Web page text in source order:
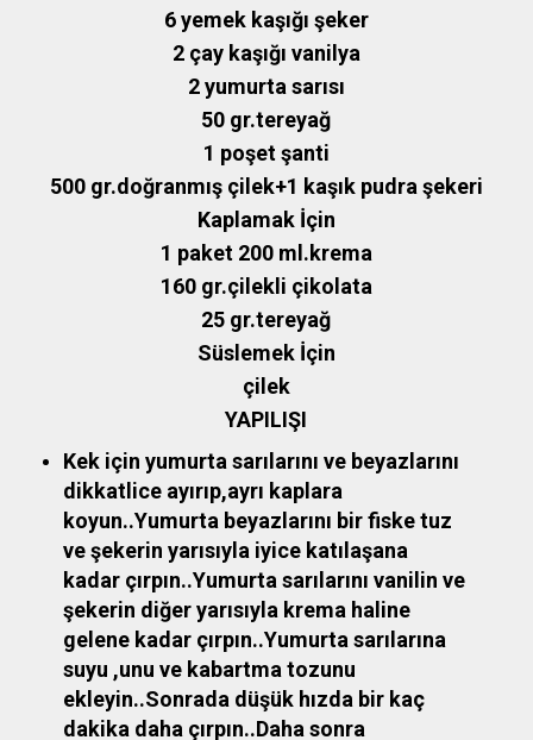
6 yemek kaşığı şeker
2 çay kaşığı vanilya
2 yumurta sarısı
50 gr.tereyağ
1 poşet şanti
500 gr.doğranmış çilek+1 kaşık pudra şekeri
Kaplamak İçin
1 paket 200 ml.krema
160 gr.çilekli çikolata
25 gr.tereyağ
Süslemek İçin
çilek
YAPILIŞI
Kek için yumurta sarılarını ve beyazlarını
dikkatlice ayırıp,ayrı kaplara
koyun..Yumurta beyazlarını bir fiske tuz
ve şekerin yarısıyla iyice katılaşana
kadar çırpın..Yumurta sarılarını vanilin ve
şekerin diğer yarısıyla krema haline
gelene kadar çırpın..Yumurta sarılarına
suyu ,unu ve kabartma tozunu
ekleyin..Sonrada düşük hızda bir kaç
dakika daha çırpın..Daha sonra